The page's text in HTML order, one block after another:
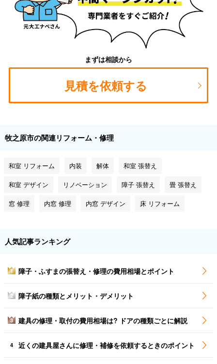
まずは相談から
見積を依頼する
牧之原市の関連リフォーム・修理
和室 リフォーム 内装 解体 和室 張替え
和室 デザイン リノベーション 障子 張替え 畳 張替え
窓 修理 内窓 修理 内窓 デザイン 床 リフォーム
人気記事ランキング
1 障子・ふすまの張替え・修理の費用相場とポイント
2 障子紙の種類とメリット・デメリット
3 建具の修理・取付の費用相場は? ドアの種類ごとに解説
4 近くの建具屋さんに修理・補修を依頼するときのポイント